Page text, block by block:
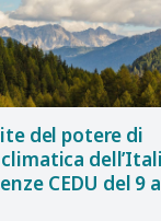
del potere di
CEDU del 9